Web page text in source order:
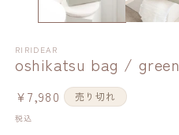
RIRIDEAR
oshikatsu bag / green
通
常
¥7,980 売り切れ
税込